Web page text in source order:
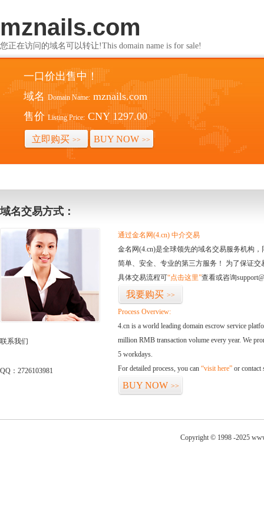
mznails.com
您正在访问的域名可以转让!This domain name is for sale!
一口价出售中！
域名 Domain Name: mznails.com
售价 Listing Price: CNY 1297.00
立即购买 >> BUY NOW >>
域名交易方式：
联系我们
QQ：2726103981
通过金名网(4.cn) 中介交易
金名网(4.cn)是全球领先的域名交易服务机构
简单、安全、专业的第三方服务！ 为了保证
具体交易流程可“点击这里”查看或咨询
我要购买 >>
Process Overview:
4.cn is a world leading domain escrow service
million RMB transaction volume every year. We
5 workdays.
For detailed process, you can “visit here” or contact
BUY NOW >>
Copyright © 1998 -2025